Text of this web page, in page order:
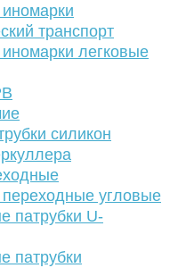
транспорт
легковые
силикон
переходные угловые
патрубки U-
патрубки